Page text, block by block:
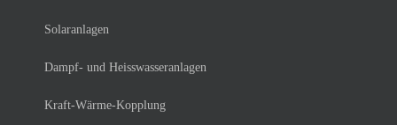
Solaranlagen
Dampf- und Heisswasseranlagen
Kraft-Wärme-Kopplung